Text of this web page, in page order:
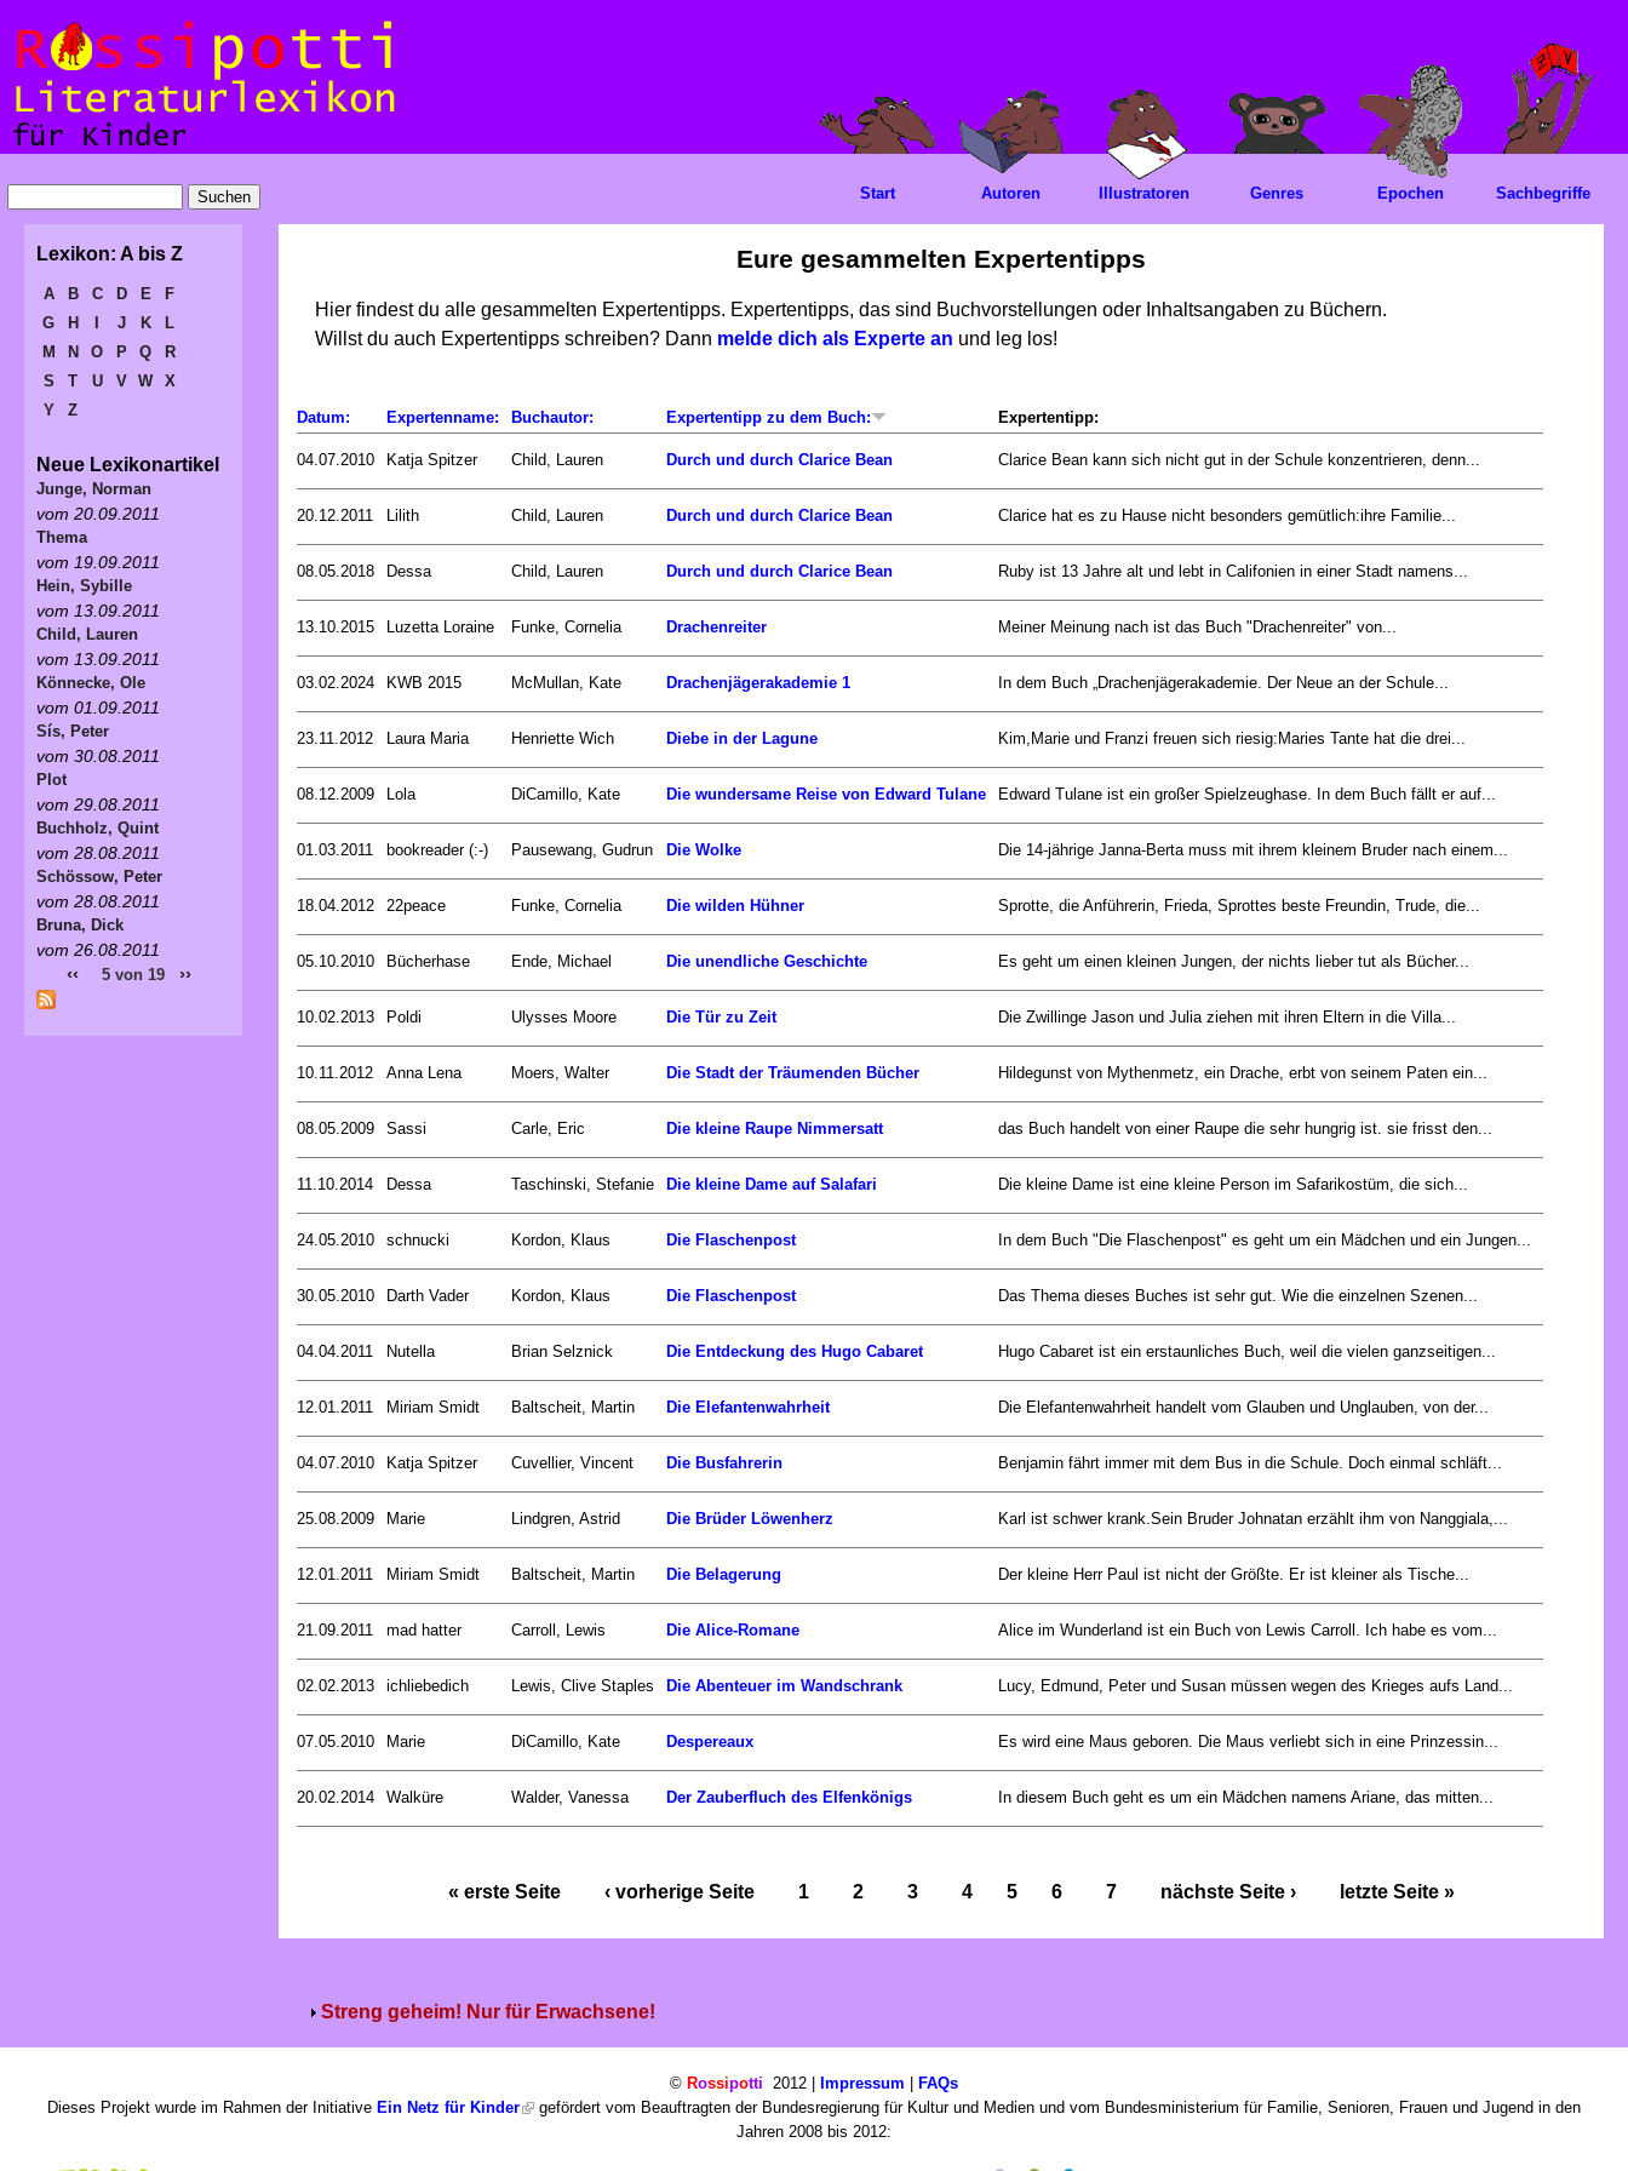
Eure gesammelten Expertentipps
Hier findest du alle gesammelten Expertentipps. Expertentipps, das sind Buchvorstellungen oder Inhaltsangaben zu Büchern.
Willst du auch Expertentipps schreiben? Dann melde dich als Experte an und leg los!
Datum: Expertenname: Buchautor: Expertentipp zu dem Buch: Expertentipp:
04.07.2010 Katja Spitzer Child, Lauren Durch und durch Clarice Bean Clarice Bean kann sich nicht gut in der Schule konzentrieren, denn...
20.12.2011 Lilith Child, Lauren Durch und durch Clarice Bean Clarice hat es zu Hause nicht besonders gemütlich:ihre Familie...
08.05.2018 Dessa Child, Lauren Durch und durch Clarice Bean Ruby ist 13 Jahre alt und lebt in Califonien in einer Stadt namens...
13.10.2015 Luzetta Loraine Funke, Cornelia Drachenreiter Meiner Meinung nach ist das Buch "Drachenreiter" von...
03.02.2024 KWB 2015 McMullan, Kate Drachenjägerakademie 1 In dem Buch „Drachenjägerakademie. Der Neue an der Schule...
23.11.2012 Laura Maria Henriette Wich Diebe in der Lagune Kim,Marie und Franzi freuen sich riesig:Maries Tante hat die drei...
08.12.2009 Lola DiCamillo, Kate Die wundersame Reise von Edward Tulane Edward Tulane ist ein großer Spielzeughase. In dem Buch fällt er auf...
01.03.2011 bookreader (:-) Pausewang, Gudrun Die Wolke Die 14-jährige Janna-Berta muss mit ihrem kleinem Bruder nach einem...
18.04.2012 22peace Funke, Cornelia Die wilden Hühner Sprotte, die Anführerin, Frieda, Sprottes beste Freundin, Trude, die...
05.10.2010 Bücherhase Ende, Michael Die unendliche Geschichte Es geht um einen kleinen Jungen, der nichts lieber tut als Bücher...
10.02.2013 Poldi Ulysses Moore Die Tür zu Zeit Die Zwillinge Jason und Julia ziehen mit ihren Eltern in die Villa...
10.11.2012 Anna Lena Moers, Walter Die Stadt der Träumenden Bücher Hildegunst von Mythenmetz, ein Drache, erbt von seinem Paten ein...
08.05.2009 Sassi Carle, Eric Die kleine Raupe Nimmersatt das Buch handelt von einer Raupe die sehr hungrig ist. sie frisst den...
11.10.2014 Dessa Taschinski, Stefanie Die kleine Dame auf Salafari Die kleine Dame ist eine kleine Person im Safarikostüm, die sich...
24.05.2010 schnucki Kordon, Klaus Die Flaschenpost In dem Buch "Die Flaschenpost" es geht um ein Mädchen und ein Jungen...
30.05.2010 Darth Vader Kordon, Klaus Die Flaschenpost Das Thema dieses Buches ist sehr gut. Wie die einzelnen Szenen...
04.04.2011 Nutella Brian Selznick Die Entdeckung des Hugo Cabaret Hugo Cabaret ist ein erstaunliches Buch, weil die vielen ganzseitigen...
12.01.2011 Miriam Smidt Baltscheit, Martin Die Elefantenwahrheit Die Elefantenwahrheit handelt vom Glauben und Unglauben, von der...
04.07.2010 Katja Spitzer Cuvellier, Vincent Die Busfahrerin Benjamin fährt immer mit dem Bus in die Schule. Doch einmal schläft...
25.08.2009 Marie Lindgren, Astrid Die Brüder Löwenherz Karl ist schwer krank.Sein Bruder Johnatan erzählt ihm von Nanggiala,...
12.01.2011 Miriam Smidt Baltscheit, Martin Die Belagerung Der kleine Herr Paul ist nicht der Größte. Er ist kleiner als Tische...
21.09.2011 mad hatter Carroll, Lewis Die Alice-Romane Alice im Wunderland ist ein Buch von Lewis Carroll. Ich habe es vom...
02.02.2013 ichliebedich Lewis, Clive Staples Die Abenteuer im Wandschrank Lucy, Edmund, Peter und Susan müssen wegen des Krieges aufs Land...
07.05.2010 Marie DiCamillo, Kate Despereaux Es wird eine Maus geboren. Die Maus verliebt sich in eine Prinzessin...
20.02.2014 Walküre Walder, Vanessa Der Zauberfluch des Elfenkönigs In diesem Buch geht es um ein Mädchen namens Ariane, das mitten...
« erste Seite ‹ vorherige Seite 1 2 3 4 5 6 7 nächste Seite › letzte Seite »
Streng geheim! Nur für Erwachsene!
Start Autoren Illustratoren Genres Epochen Sachbegriffe
Lexikon: A bis Z
A B C D E
F
G
H J K
L
M
N O P Q
R
S
T U V W
X
Y
Z
Neue Lexikonartikel
Junge, Norman
vom 20.09.2011
Thema
vom 19.09.2011
Hein, Sybille
vom 13.09.2011
Child, Lauren
vom 13.09.2011
Könnecke, Ole
vom 01.09.2011
Sís, Peter
vom 30.08.2011
Plot
vom 29.08.2011
Buchholz, Quint
vom 28.08.2011
Schössow, Peter
vom 28.08.2011
Bruna, Dick
vom 26.08.2011
‹‹ 5 von 19 ››
© Rossipotti 2012 | Impressum | FAQs
Dieses Projekt wurde im Rahmen der Initiative Ein Netz für Kinder
gefördert vom Beauftragten der Bundesregierung für Kultur und Medien und vom Bundesministerium für Familie, Senioren, Frauen und Jugend in den
Jahren 2008 bis 2012: